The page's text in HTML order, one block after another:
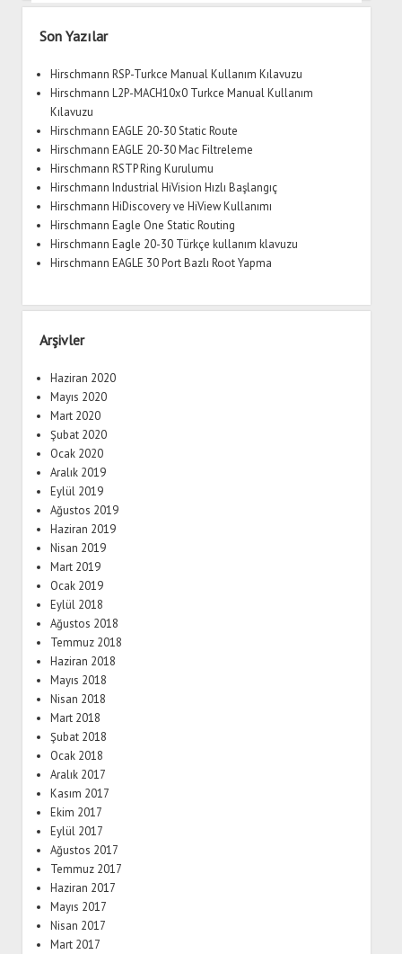
Son Yazılar
Hirschmann RSP-Turkce Manual Kullanım Kılavuzu
Hirschmann L2P-MACH10x0 Turkce Manual Kullanım
Kılavuzu
Hirschmann EAGLE 20-30 Static Route
Hirschmann EAGLE 20-30 Mac Filtreleme
Hirschmann RSTP Ring Kurulumu
Hirschmann Industrial HiVision Hızlı Başlangıç
Hirschmann HiDiscovery ve HiView Kullanımı
Hirschmann Eagle One Static Routing
Hirschmann Eagle 20-30 Türkçe kullanım klavuzu
Hirschmann EAGLE 30 Port Bazlı Root Yapma
Arşivler
Haziran 2020
Mayıs 2020
Mart 2020
Şubat 2020
Ocak 2020
Aralık 2019
Eylül 2019
Ağustos 2019
Haziran 2019
Nisan 2019
Mart 2019
Ocak 2019
Eylül 2018
Ağustos 2018
Temmuz 2018
Haziran 2018
Mayıs 2018
Nisan 2018
Mart 2018
Şubat 2018
Ocak 2018
Aralık 2017
Kasım 2017
Ekim 2017
Eylül 2017
Ağustos 2017
Temmuz 2017
Haziran 2017
Mayıs 2017
Nisan 2017
Mart 2017